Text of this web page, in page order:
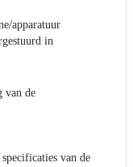
apparatuur
in
van de
van de